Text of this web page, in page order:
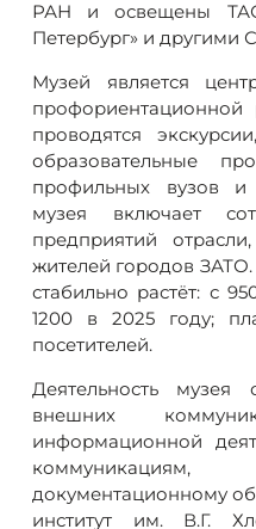
РАН и освещены
Петербург» и другими
Музей является
профориентационной
проводятся
образовательные
профильных вузов и
музея включает
предприятий
жителей городов
стабильно растёт: с
1200 в 2025 году;
посетителей.
Деятельность музея
внешних
информационной
документационному
институт им. В.Г.